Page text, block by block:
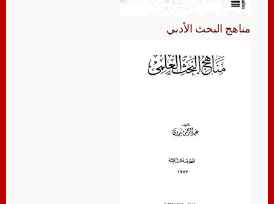
مناهج البحث الأدبي